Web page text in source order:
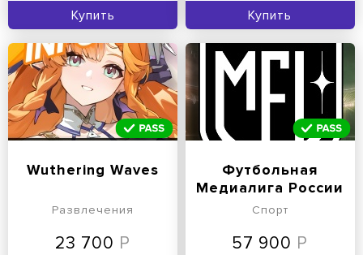
Купить Купить
Wuthering Waves
Развлечения
23 700
Футбольная
Медиалига России
Спорт
57 900